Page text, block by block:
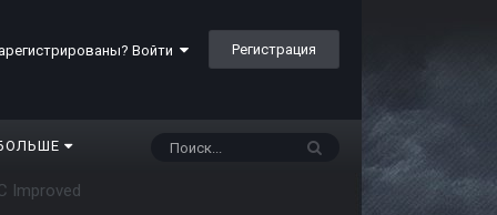
Войти Регистрация
Improved